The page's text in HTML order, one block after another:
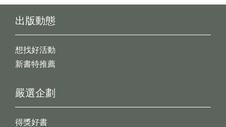
出版動態
想找好活動
新書特推薦
嚴選企劃
得獎好書